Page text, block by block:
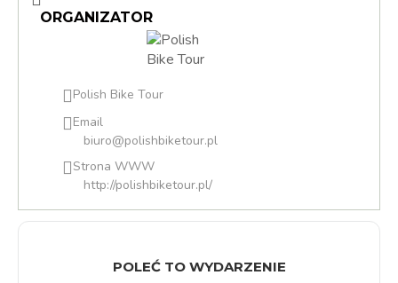
ORGANIZATOR
Polish Bike Tour
Email
biuro@polishbiketour.pl
Strona WWW
http://polishbiketour.pl/
POLEĆ TO WYDARZENIE